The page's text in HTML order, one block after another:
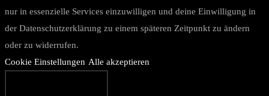
nur in essenzielle Services einzuwilligen und deine Einwilligung in
der Datenschutzerklärung zu einem späteren Zeitpunkt zu ändern
oder zu widerrufen.
Cookie Einstellungen Alle akzeptieren